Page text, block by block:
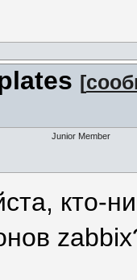
[
Junior Member
кто-